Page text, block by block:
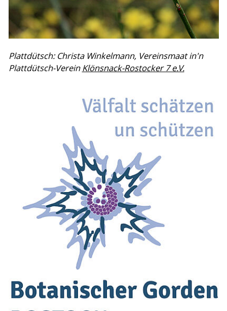
Plattdütsch: Christa Winkelmann, Vereinsmaat in'n
Plattdütsch-VereinKlönsnack-Rostocker 7 e.V.